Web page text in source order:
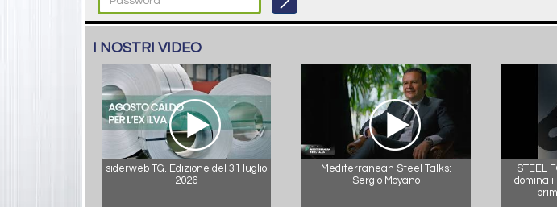
I NOSTRI VIDEO
siderweb TG. Edizione del 31 luglio
2026
Mediterranean Steel Talks:
Sergio Moyano
STEEL
domina